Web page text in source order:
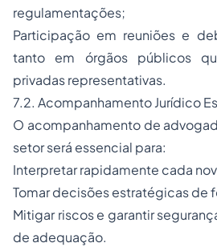
regulamentações;
Participação em reuniões e
tanto em órgãos públicos
privadas representativas.
7.2. Acompanhamento Jurídico
O acompanhamento de
setor será essencial para:
Interpretar rapidamente cada
Tomar decisões estratégicas de
Mitigar riscos e garantir
de adequação.